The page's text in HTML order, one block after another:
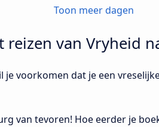
Toon meer dagen
van Vryheid
voorkomen dat je een
van tevoren! Hoe eerder je